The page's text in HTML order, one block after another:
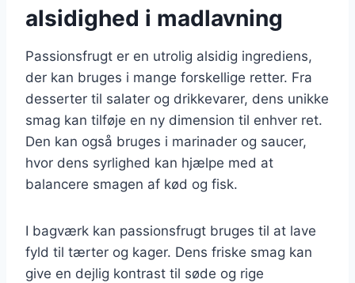
alsidighed i madlavning
Passionsfrugt er en utrolig alsidig ingrediens,
der kan bruges i mange forskellige retter. Fra
desserter til salater og drikkevarer, dens unikke
smag kan tilføje en ny dimension til enhver ret.
Den kan også bruges i marinader og saucer,
hvor dens syrlighed kan hjælpe med at
balancere smagen af kød og fisk.
I bagværk kan passionsfrugt bruges til at lave
fyld til tærter og kager. Dens friske smag kan
give en dejlig kontrast til søde og rige